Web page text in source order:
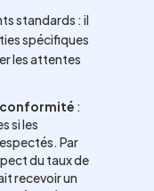
standards : il
spécifiques
les attentes
conformité :
si les
Par
du taux de
recevoir un